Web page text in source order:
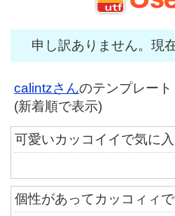
申し訳ありません。現
calintzさんのテンプレート
(新着順で表示)
可愛いカッコイイで気に
個性があってカッコィィ